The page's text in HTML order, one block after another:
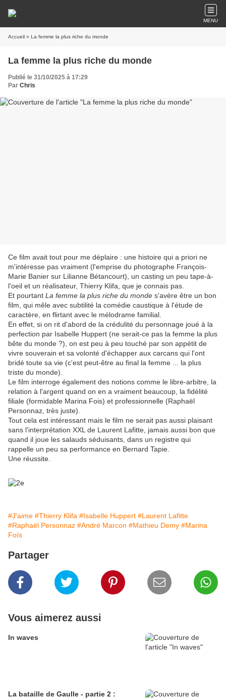
MENU
Accueil » La femme la plus riche du monde
La femme la plus riche du monde
Publié le 31/10/2025 à 17:29
Par Chris
Ce film avait tout pour me déplaire : une histoire qui a priori ne
m'intéresse pas vraiment (l'emprise du photographe François-
Marie Banier sur Lilianne Bétancourt), un casting un peu tape-à-
l'oeil et un réalisateur, Thierry Klifa, que je connais pas.
Et pourtant La femme la plus riche du monde s'avère être un bon
film, qui mêle avec subtilité la comédie caustique à l'étude de
caractère, en flirtant avec le mélodrame familial.
En effet, si on rit d'abord de la crédulité du personnage joué à la
perfection par Isabelle Huppert (ne serait-ce pas la femme la plus
bête du monde ?), on est peu à peu touché par son appétit de
vivre souverain et sa volonté d'échapper aux carcans qui l'ont
bridé toute sa vie (c'est peut-être au final la femme ... la plus
triste du monde).
Le film interroge également des notions comme le libre-arbitre, la
relation à l'argent quand on en a vraiment beaucoup, la fidélité
filiale (formidable Marina Fois) et professionnelle (Raphaël
Personnaz, très juste).
Tout cela est intéressant mais le film ne serait pas aussi plaisant
sans l'interprétation XXL de Laurent Lafitte, jamais aussi bon que
quand il joue les salauds séduisants, dans un registre qui
rappelle un peu sa performance en Bernard Tapie.
Une réussite.
#J'aime #Thierry Klifa #Isabelle Huppert #Laurent Lafitte
#Raphaël Personnaz #André Marcon #Mathieu Demy #Marina
Foïs
Partager
Vous aimerez aussi
In waves
La bataille de Gaulle - partie 2 :